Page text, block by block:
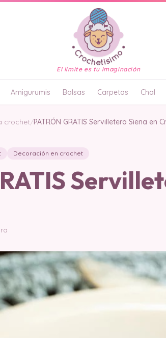
El límite es tu imaginación
Amigurumis Bolsas Carpetas Chal
crochet/PATRÓN GRATIS Servilletero Siena en
Decoración en crochet